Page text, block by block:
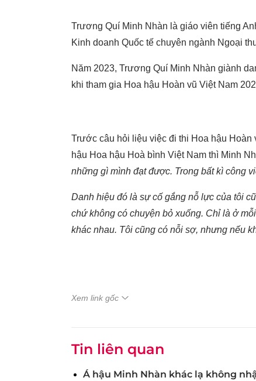
Trương Quí Minh Nhàn là giáo viên tiếng
Kinh doanh Quốc tế chuyên ngành Ngoại
Năm 2023, Trương Quí Minh Nhàn giành
khi tham gia Hoa hậu Hoàn vũ Việt Nam
Trước câu hỏi liệu việc đi thi Hoa hậu
hậu Hoa hậu Hoà bình Việt Nam thì Minh
những gì mình đạt được. Trong bất kì công
Danh hiệu đó là sự cố gắng nỗ lực của tôi
chứ không có chuyện bỏ xuống. Chỉ là ở
khác nhau. Tôi cũng có nỗi sợ, nhưng nếu
Xem link gốc
Tin liên quan
Á hậu Minh Nhàn khác lạ không